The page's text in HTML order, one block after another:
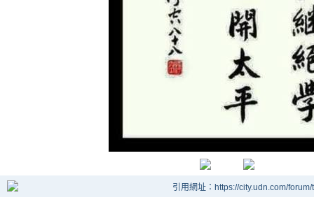
引用網址：https://city.udn.com/